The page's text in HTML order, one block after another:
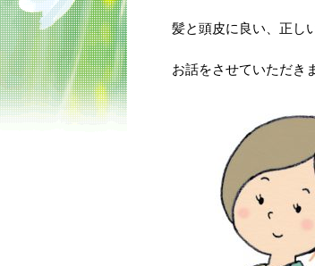
髪と頭皮に良い、正し
お話をさせていただき